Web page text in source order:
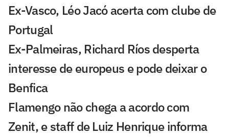
Ex-Vasco, Léo Jacó acerta com clube de
Portugal
Ex-Palmeiras, Richard Ríos desperta
interesse de europeus e pode deixar o
Benfica
Flamengo não chega a acordo com
Zenit, e staff de Luiz Henrique informa